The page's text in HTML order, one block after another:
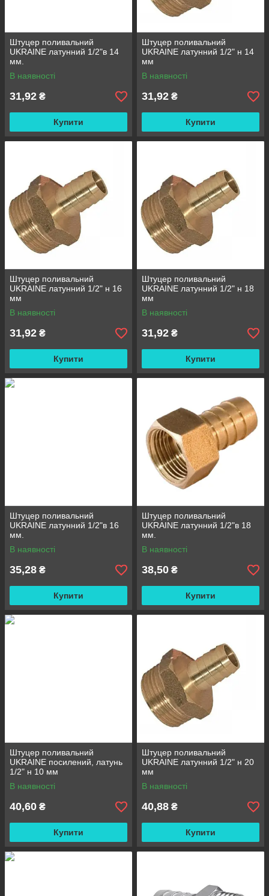
Штуцер поливальний
UKRAINE латунний 1/2"в 14
мм.
В наявності
31,92 ₴
Купити
Штуцер поливальний
UKRAINE латунний 1/2" н 14
мм
В наявності
31,92 ₴
Купити
Штуцер поливальний
UKRAINE латунний 1/2" н 16
мм
В наявності
31,92 ₴
Купити
Штуцер поливальний
UKRAINE латунний 1/2" н 18
мм
В наявності
31,92 ₴
Купити
Штуцер поливальний
UKRAINE латунний 1/2"в 16
мм.
В наявності
35,28 ₴
Купити
Штуцер поливальний
UKRAINE латунний 1/2"в 18
мм.
В наявності
38,50 ₴
Купити
Штуцер поливальний
UKRAINE посилений, латунь
1/2" н 10 мм
В наявності
40,60 ₴
Купити
Штуцер поливальний
UKRAINE латунний 1/2" н 20
мм
В наявності
40,88 ₴
Купити